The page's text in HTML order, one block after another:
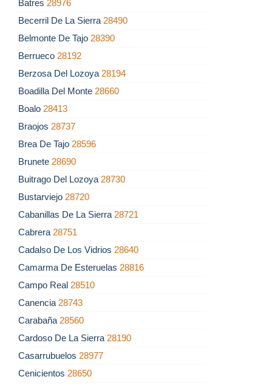
Batres 28976
Becerril De La Sierra 28490
Belmonte De Tajo 28390
Berrueco 28192
Berzosa Del Lozoya 28194
Boadilla Del Monte 28660
Boalo 28413
Braojos 28737
Brea De Tajo 28596
Brunete 28690
Buitrago Del Lozoya 28730
Bustarviejo 28720
Cabanillas De La Sierra 28721
Cabrera 28751
Cadalso De Los Vidrios 28640
Camarma De Esteruelas 28816
Campo Real 28510
Canencia 28743
Carabaña 28560
Cardoso De La Sierra 28190
Casarrubuelos 28977
Cenicientos 28650